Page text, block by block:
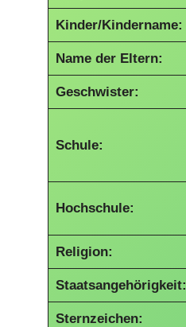
Kinder/Kindername:
Name der Eltern:
Geschwister:
Schule:
Hochschule:
Religion:
Staatsangehörigkeit:
Sternzeichen: